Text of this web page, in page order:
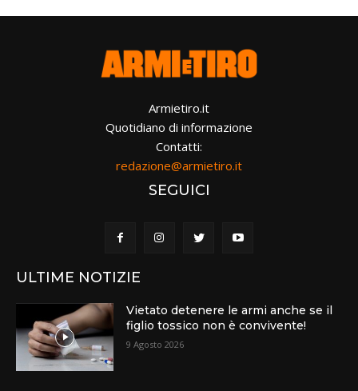
Armietiro.it
Quotidiano di informazione
Contatti:
redazione@armietiro.it
SEGUICI
ULTIME NOTIZIE
Vietato detenere le armi anche se il
figlio tossico non è convivente!
9 Agosto 2026